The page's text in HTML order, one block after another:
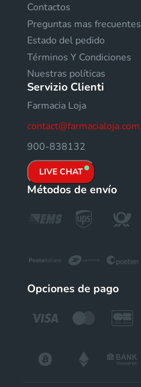
Contactos
Preguntas mas frecuentes
Estado del pedido
Términos Y Condiciones
Nuestras políticas
Servizio Clienti
Farmacia Loja
contact@farmacialoja.com
900-838132
LIVE CHAT
Métodos de envío
Opciones de pago